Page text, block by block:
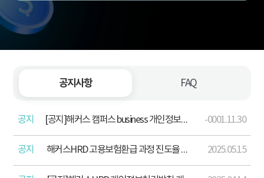
공지사항 FAQ
공지 [공지]해커스 캠퍼스 business 개인정보처리방침 개정 안내(2026. 4. 13.) -0001.11.30
공지 해커스HRD 고용보험환급 과정 진도율 산정 기준 포함 학습주의사항 안내 2025.05.15